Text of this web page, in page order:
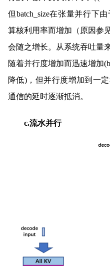
但batch_size在张量并行下
算核利用率而增加（原因参
会随之增长。从系统吞吐量
随着并行度增加而迅速增加
降低)，但并行度增加到一
通信的延时逐渐抵消。
c.流水并行